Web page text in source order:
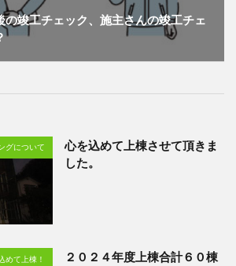
の竣工チェック、施主さんの竣工チェ
グについて
心を込めて上棟させて頂きま
した。
めて上棟！
２０２４年度上棟合計６０棟